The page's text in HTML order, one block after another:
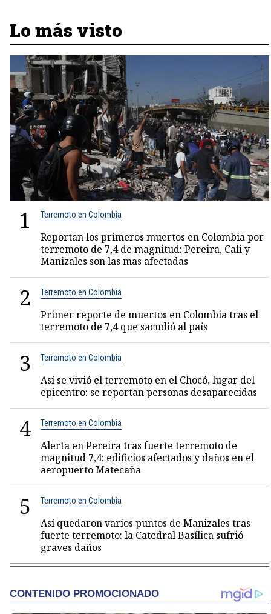
Lo más visto
1 Terremoto en Colombia
Reportan los primeros muertos en Colombia por
terremoto de 7,4 de magnitud: Pereira, Cali y
Manizales son las mas afectadas
2 Terremoto en Colombia
Primer reporte de muertos en Colombia tras el
terremoto de 7,4 que sacudió al país
3 Terremoto en Colombia
Así se vivió el terremoto en el Chocó, lugar del
epicentro: se reportan personas desaparecidas
4 Terremoto en Colombia
Alerta en Pereira tras fuerte terremoto de
magnitud 7,4: edificios afectados y daños en el
aeropuerto Matecaña
5 Terremoto en Colombia
Así quedaron varios puntos de Manizales tras
fuerte terremoto: la Catedral Basílica sufrió
graves daños